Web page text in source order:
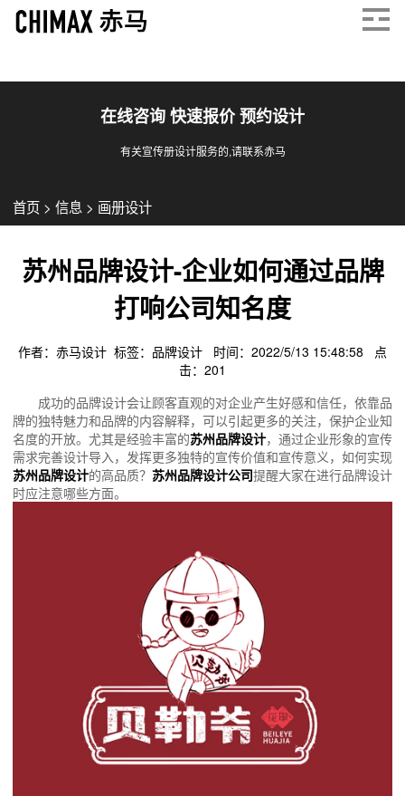
在线咨询 快速报价 预约设计
有关宣传册设计服务的,请联系赤马
首页 > 信息 > 画册设计
苏州品牌设计-企业如何通过品牌
打响公司知名度
作者：赤马设计 标签： 品牌设计
时间：2022/5/13 15:48:58 点
击： 201
成功的品牌设计会让顾客直观的对企业产生好感和信任，依靠品
牌的独特魅力和品牌的内容解释，可以引起更多的关注，保护企业知
名度的开放。尤其是经验丰富的苏州品牌设计，通过企业形象的宣传
需求完善设计导入，发挥更多独特的宣传价值和宣传意义，如何实现
苏州品牌设计的高品质？ 苏州品牌设计公司提醒大家在进行品牌设计
时应注意哪些方面。